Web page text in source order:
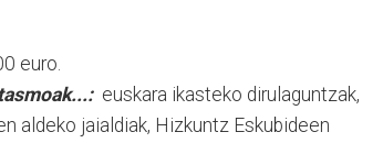
euro.
euskara ikasteko dirulaguntzak,
aldeko jaialdiak, Hizkuntz Eskubideen